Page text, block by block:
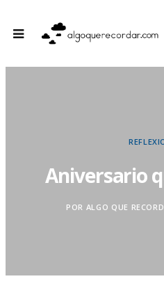
Aniversario
POR ALGO QUE